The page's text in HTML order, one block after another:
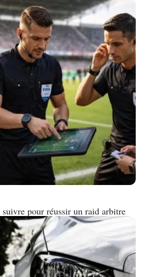
suivre pour réussir un raid arbitre